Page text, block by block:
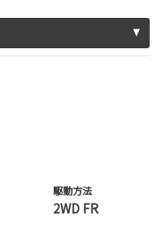
駆動方法
2WD FR